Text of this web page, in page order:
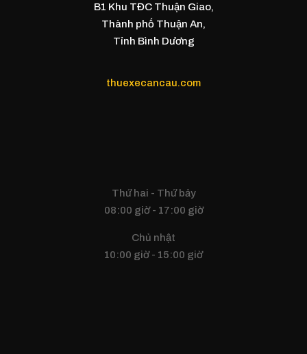
B1 Khu TĐC Thuận Giao,
Thành phố Thuận An,
Tỉnh Bình Dương
thuexecancau.com
Thứ hai - Thứ bảy
08:00 giờ - 17:00 giờ
Chủ nhật
10:00 giờ - 15:00 giờ